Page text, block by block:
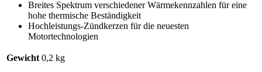
Breites Spektrum verschiedener Wärmekennzahlen für eine
hohe thermische Beständigkeit
Hochleistungs-Zündkerzen für die neuesten
Motortechnologien
Gewicht 0,2 kg